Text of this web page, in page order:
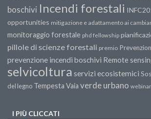
boschivi Incendi forestali
opportunities mitigazione e adattamento ai
monitoraggio forestale phd fellowship
pillole di scienze forestali premio
prevenzione incendi boschivi Remote
selvicoltura servizi ecosistemici
del legno Tempesta Vaia verde urbano webinar
I PIÙ CLICCATI